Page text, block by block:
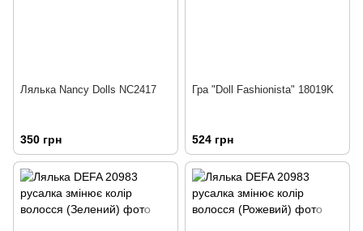
Лялька Nancy Dolls NC2417
350 грн
Гра "Doll Fashionista" 18019K
524 грн